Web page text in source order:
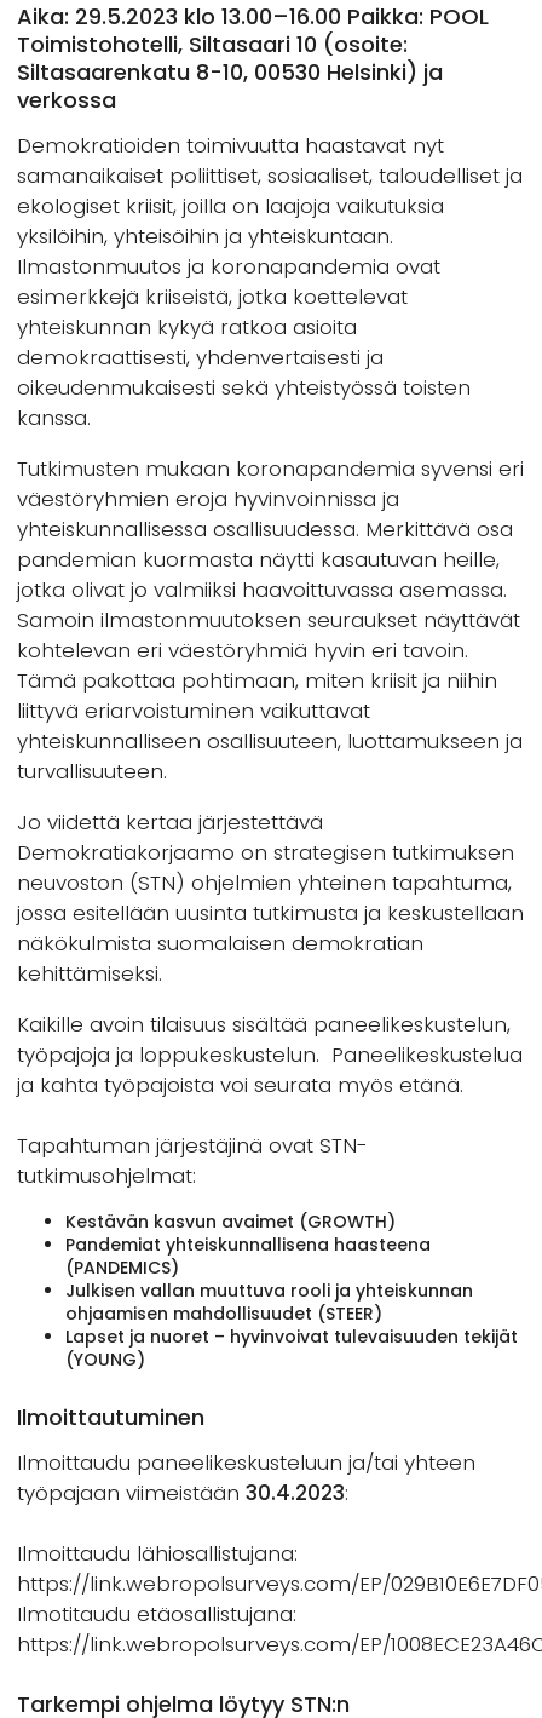
Aika: 29.5.2023 klo 13.00–16.00 Paikka: POOL
Toimistohotelli, Siltasaari 10 (osoite:
Siltasaarenkatu 8-10, 00530 Helsinki) ja
verkossa
Demokratioiden toimivuutta haastavat nyt
samanaikaiset poliittiset, sosiaaliset, taloudelliset ja
ekologiset kriisit, joilla on laajoja vaikutuksia
yksilöihin, yhteisöihin ja yhteiskuntaan.
Ilmastonmuutos ja koronapandemia ovat
esimerkkejä kriiseistä, jotka koettelevat
yhteiskunnan kykyä ratkoa asioita
demokraattisesti, yhdenvertaisesti ja
oikeudenmukaisesti sekä yhteistyössä toisten
kanssa.
Tutkimusten mukaan koronapandemia syvensi eri
väestöryhmien eroja hyvinvoinnissa ja
yhteiskunnallisessa osallisuudessa. Merkittävä osa
pandemian kuormasta näytti kasautuvan heille,
jotka olivat jo valmiiksi haavoittuvassa asemassa.
Samoin ilmastonmuutoksen seuraukset näyttävät
kohtelevan eri väestöryhmiä hyvin eri tavoin.
Tämä pakottaa pohtimaan, miten kriisit ja niihin
liittyvä eriarvoistuminen vaikuttavat
yhteiskunnalliseen osallisuuteen, luottamukseen ja
turvallisuuteen.
Jo viidettä kertaa järjestettävä
Demokratiakorjaamo on strategisen tutkimuksen
neuvoston (STN) ohjelmien yhteinen tapahtuma,
jossa esitellään uusinta tutkimusta ja keskustellaan
näkökulmista suomalaisen demokratian
kehittämiseksi.
Kaikille avoin tilaisuus sisältää paneelikeskustelun,
työpajoja ja loppukeskustelun. Paneelikeskustelua
ja kahta työpajoista voi seurata myös etänä.
Tapahtuman järjestäjinä ovat STN-
tutkimusohjelmat:
Kestävän kasvun avaimet (GROWTH)
Pandemiat yhteiskunnallisena haasteena
(PANDEMICS)
Julkisen vallan muuttuva rooli ja yhteiskunnan
ohjaamisen mahdollisuudet (STEER)
Lapset ja nuoret – hyvinvoivat tulevaisuuden tekijät
(YOUNG)
Ilmoittautuminen
Ilmoittaudu paneelikeskusteluun ja/tai yhteen
työpajaan viimeistään 30.4.2023:
Ilmoittaudu lähiosallistujana:
https://link.webropolsurveys.com/EP/
Ilmotitaudu etäosallistujana:
https://link.webropolsurveys.com/EP/
Tarkempi ohjelma löytyy STN:n